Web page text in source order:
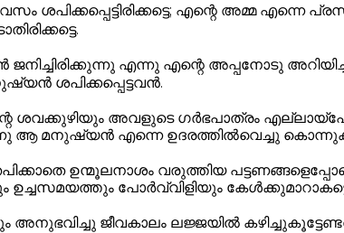
ശപിക്കപ്പെട്ടിരിക്കട്ടെ; എന്റെ അമ്മ എന്നെ
ജനിച്ചിരിക്കുന്നു എന്നു എന്റെ അപ്പനോടു
ശപിക്കപ്പെട്ടവൻ.
ശവക്കുഴിയും അവളുടെ ഗർഭപാത്രം
ആ മനുഷ്യൻ എന്നെ ഉദരത്തിൽവെച്ചു
ഉന്മൂലനാശം വരുത്തിയ പട്ടണങ്ങളെപ്പോലെ
ഉച്ചസമയത്തും പോർവ്വിളിയും
അനുഭവിച്ചു ജീവകാലം ലജ്ജയിൽ